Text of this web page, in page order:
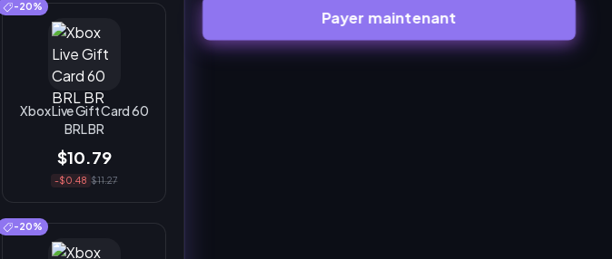
-20%
Xbox Live Gift Card 60
BRL BR
$10.79
-$0.48 $11.27
-20%
Payer maintenant